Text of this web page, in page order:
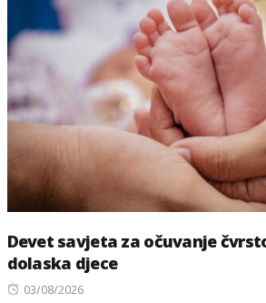
Devet savjeta za očuvanje
dolaska djece
Posted
03/08/2026